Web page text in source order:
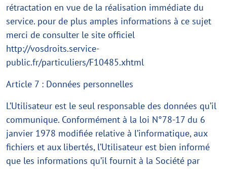
rétractation en vue de la réalisation immédiate du
service. pour de plus amples informations à ce sujet
merci de consulter le site officiel
http://vosdroits.service-
public.fr/particuliers/F10485.xhtml
Article 7 : Données personnelles
L’Utilisateur est le seul responsable des données qu’il
communique. Conformément à la loi N°78-17 du 6
janvier 1978 modifiée relative à l’informatique, aux
fichiers et aux libertés, l’Utilisateur est bien informé
que les informations qu’il fournit à la Société par